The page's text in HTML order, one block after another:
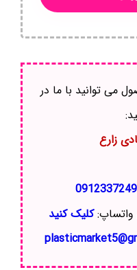
توانید با ما در
زارع
واتساپ:کلیک کنید